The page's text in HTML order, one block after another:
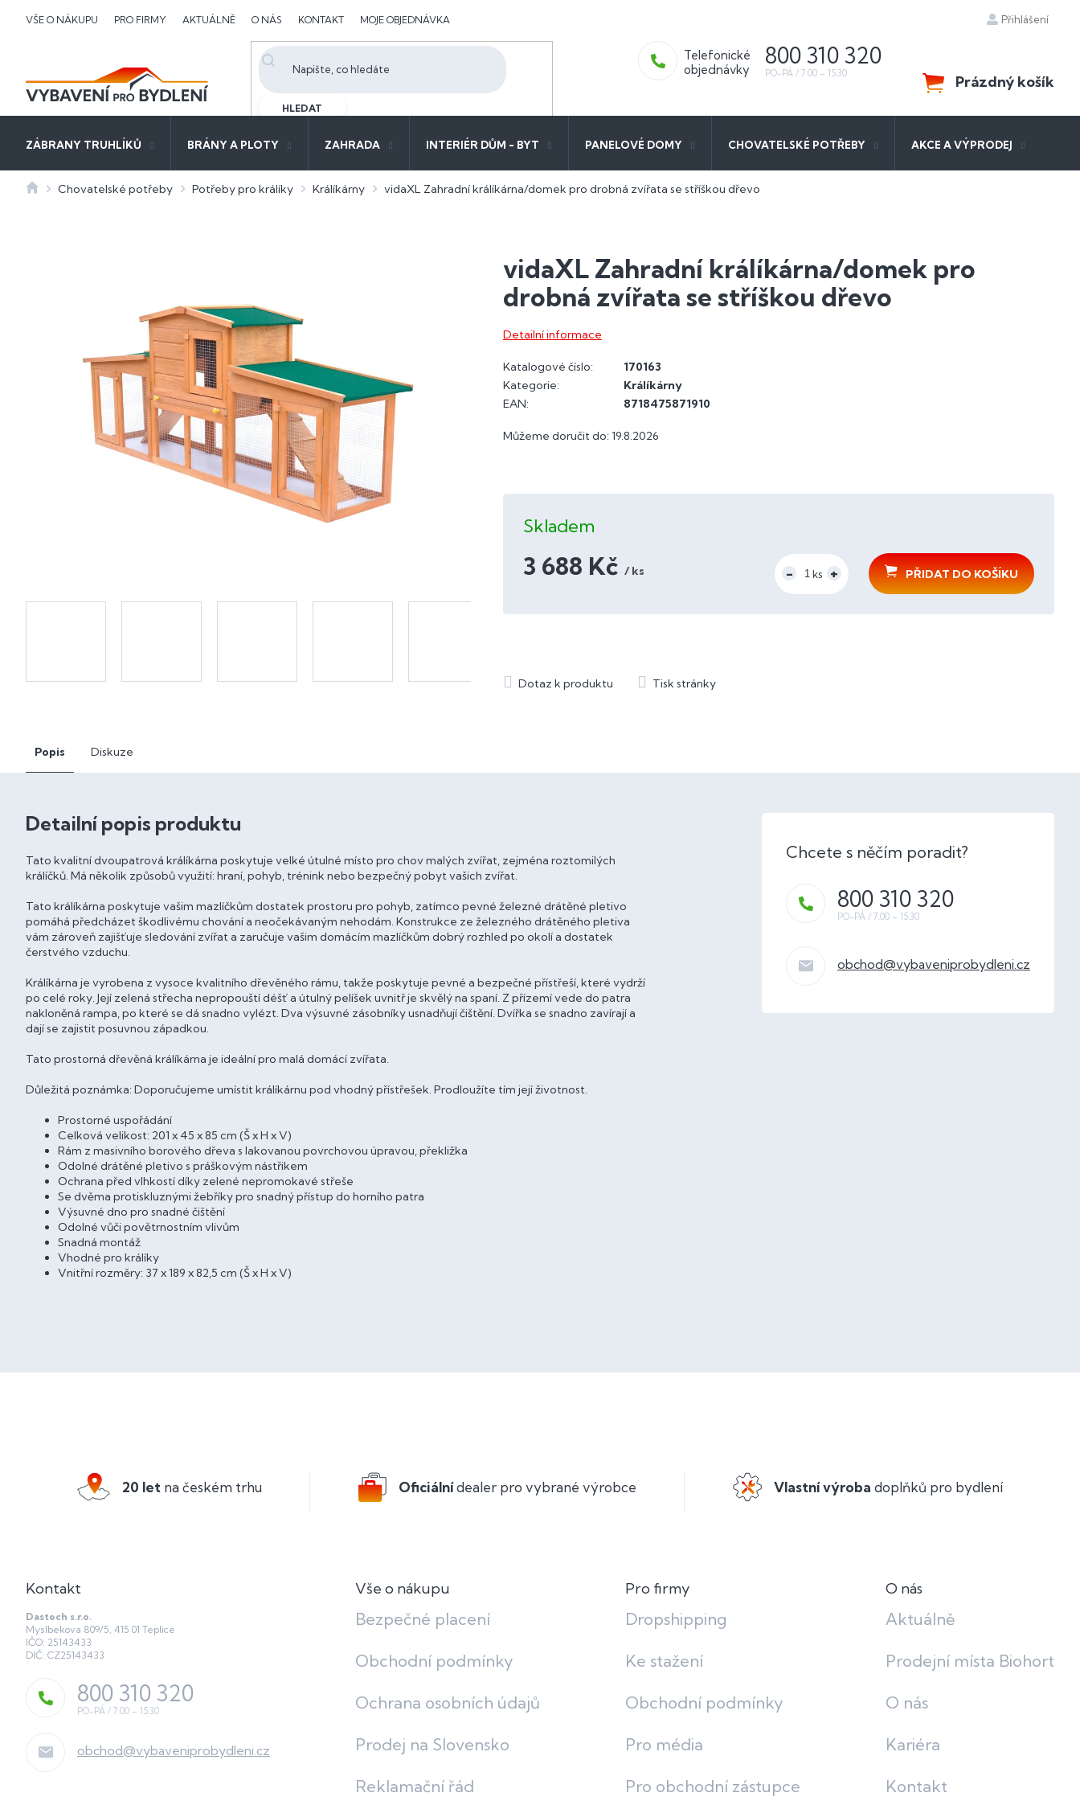
VŠE O NÁKUPU PRO FIRMY AKTUÁLNĚ O NÁS KONTAKT MOJE OBJEDNÁVKA Přihlášení
HLEDAT
800 310 320
NÁKUPNÍ
KOŠÍK
Prázdný košík
ZÁBRANY TRUHLÍKŮ BRÁNY A PLOTY ZAHRADA INTERIÉR DŮM - BYT PANELOVÉ DOMY CHOVATELSKÉ POTŘEBY AKCE A VÝPRODEJ
DomůChovatelské potřeby Potřeby pro králíky Králíkárny vidaXL Zahradní králíkárna/domek pro drobná zvířata se stříškou dřevo
vidaXL Zahradní králíkárna/domek pro
drobná zvířata se stříškou dřevo
Můžeme doručit do: 19.8.2026
Skladem
3 688 Kč / ks
PŘIDAT DO KOŠÍKU
Detailní informace
Katalogové číslo:
170163
Kategorie:
Králíkárny
EAN: 8718475871910
Popis Diskuze
Detailní popis produktu
Tato kvalitní dvoupatrová králíkárna poskytuje velké útulné místo pro chov malých zvířat, zejména roztomilých
králíčků. Má několik způsobů využití: hraní, pohyb, trénink nebo bezpečný pobyt vašich zvířat.
Tato králíkárna poskytuje vašim mazlíčkům dostatek prostoru pro pohyb, zatímco pevné železné drátěné pletivo
pomáhá předcházet škodlivému chování a neočekávaným nehodám. Konstrukce ze železného drátěného pletiva
vám zároveň zajišťuje sledování zvířat a zaručuje vašim domácím mazlíčkům dobrý rozhled po okolí a dostatek
čerstvého vzduchu.
Králíkárna je vyrobena z vysoce kvalitního dřevěného rámu, takže poskytuje pevné a bezpečné přístřeší, které vydrží
po celé roky. Její zelená střecha nepropouští déšť a útulný pelíšek uvnitř je skvělý na spaní. Z přízemí vede do patra
nakloněná rampa, po které se dá snadno vylézt. Dva výsuvné zásobníky usnadňují čištění. Dvířka se snadno zavírají a
dají se zajistit posuvnou západkou.
Tato prostorná dřevěná králíkárna je ideální pro malá domácí zvířata.
Důležitá poznámka: Doporučujeme umístit králíkárnu pod vhodný přístřešek. Prodloužíte tím její životnost.
Prostorné uspořádání
Celková velikost: 201 x 45 x 85 cm (Š x H x V)
Rám z masivního borového dřeva s lakovanou povrchovou úpravou, překližka
Odolné drátěné pletivo s práškovým nástřikem
Ochrana před vlhkostí díky zelené nepromokavé střeše
Se dvěma protiskluznými žebříky pro snadný přístup do horního patra
Výsuvné dno pro snadné čištění
Odolné vůči povětrnostním vlivům
Snadná montáž
Vhodné pro králíky
Vnitřní rozměry: 37 x 189 x 82,5 cm (Š x H x V)
obchod@vybaveniprobydleni.cz
800 310 320
20 let na českém trhu Oficiálnídealer pro vybrané výrobce Vlastní výroba doplňků pro bydlení
Kontakt
Dastech s.r.o.
Myslbekova 809/5, 415 01 Teplice
IČO: 25143433
DIČ: CZ25143433
obchod@vybaveniprobydleni.cz
800 310 320
Vše o nákupu
Bezpečné placení
Obchodní podmínky
Ochrana osobních údajů
Prodej na Slovensko
Reklamační řád
Pro firmy
Dropshipping
Ke stažení
Obchodní podmínky
Pro média
Pro obchodní zástupce
O nás
Aktuálně
Prodejní místa Biohort
O nás
Kariéra
Kontakt